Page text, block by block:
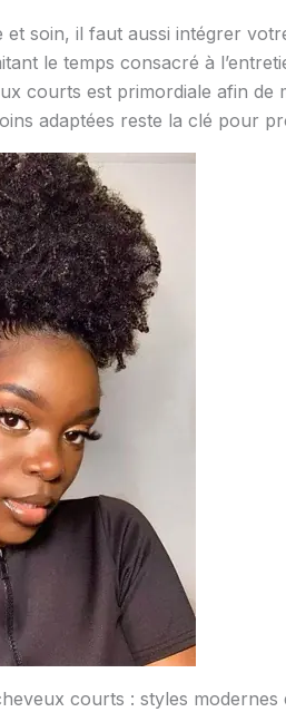
soin, il faut aussi intégrer
le temps consacré à
courts est primordiale afin de
adaptées reste la clé pour
courts : styles modernes